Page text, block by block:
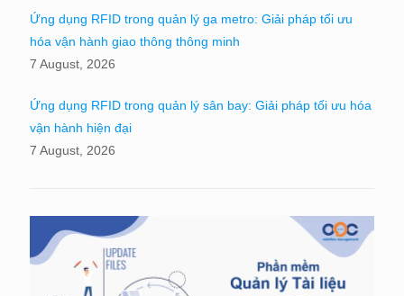
Ứng dụng RFID trong quản lý ga metro: Giải pháp tối ưu
hóa vận hành giao thông thông minh
7 August, 2026
Ứng dụng RFID trong quản lý sân bay: Giải pháp tối ưu hóa
vận hành hiện đại
7 August, 2026